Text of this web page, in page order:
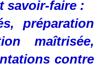
savoir-faire :
préparation
maîtrisée,
contre